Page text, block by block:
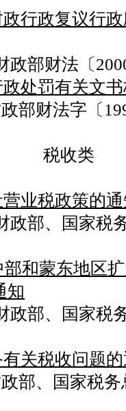
行政复议行
部财法〔
处罚有关文
财法字〔
税收类
业税政策的
部、国家税
部和蒙东地区
知
部、国家税
关税收问题
、国家税务